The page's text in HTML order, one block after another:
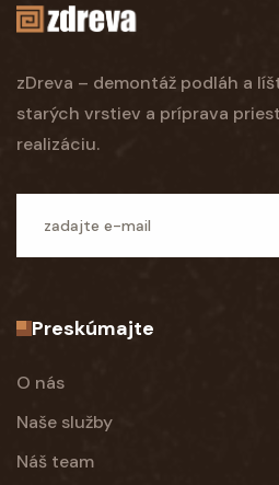
zDreva – demontáž podláh a
starých vrstiev a príprava
realizáciu.
Preskúmajte
O nás
Naše služby
Náš team